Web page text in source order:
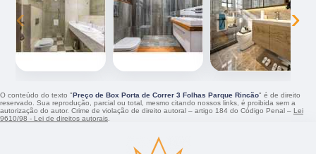
‹ ›
O conteúdo do texto "Preço de Box Porta de Correr 3 Folhas Parque Rincão" é de direito
reservado. Sua reprodução, parcial ou total, mesmo citando nossos links, é proibida sem a
autorização do autor. Crime de violação de direito autoral – artigo 184 do Código Penal – Lei
9610/98 - Lei de direitos autorais